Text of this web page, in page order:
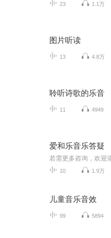
23 1.1万
图片听读
13 4.8万
聆听诗歌的乐音
11 4949
爱和乐音乐答疑
10 1.9万
儿童音乐音效
99 5894